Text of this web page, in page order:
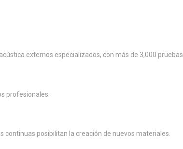
externos especializados, con más de 3,000 pruebas
profesionales.
continuas posibilitan la creación de nuevos materiales.